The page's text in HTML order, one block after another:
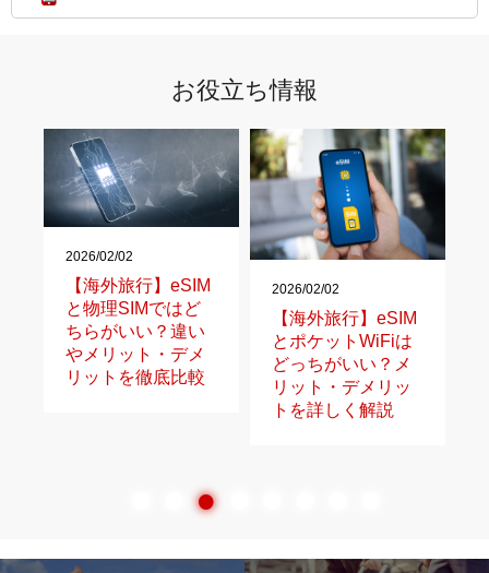
お役立ち情報
2026/02/02
【海外旅行】eSIM
と物理SIMではど
ちらがいい？違い
やメリット・デメ
リットを徹底比較
2026/02/02
【海外旅行】eSIM
とポケットWiFiは
どっちがいい？メ
リット・デメリッ
トを詳しく解説